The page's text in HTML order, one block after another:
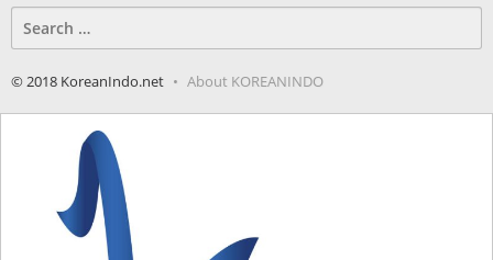
for:
© 2018 KoreanIndo.net About KOREANINDO